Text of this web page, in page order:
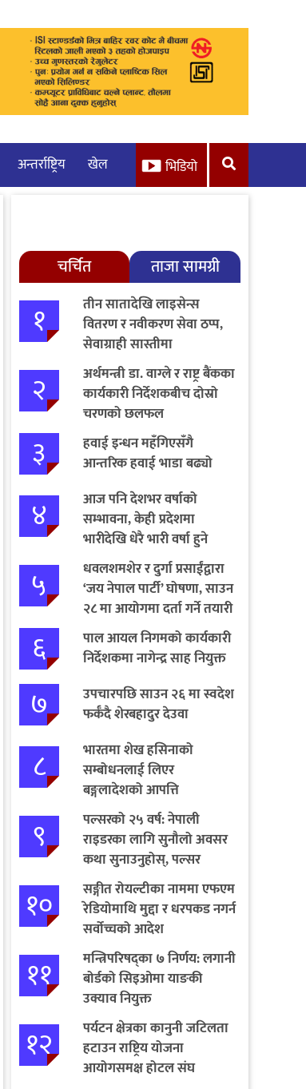
अन्तर्राष्ट्रिय खेल भिडियो
चर्चित ताजा सामग्री
१
तीन सातादेखि लाइसेन्स
वितरण र नवीकरण सेवा ठप्प,
सेवाग्राही सास्तीमा
२
अर्थमन्त्री डा. वाग्ले र राष्ट्र बैंकका
कार्यकारी निर्देशकबीच दोस्रो
चरणको छलफल
३
हवाई इन्धन महँगिएसँगै
आन्तरिक हवाई भाडा बढ्यो
४
आज पनि देशभर वर्षाको
सम्भावना, केही प्रदेशमा
भारीदेखि धेरै भारी वर्षा हुने
चेतावनी
५
धवलशमशेर र दुर्गा प्रसाईंद्वारा
‘जय नेपाल पार्टी’ घोषणा, साउन
२८ मा आयोगमा दर्ता गर्ने तयारी
६
पाल आयल निगमको कार्यकारी
निर्देशकमा नागेन्द्र साह नियुक्त
७
उपचारपछि साउन २६ मा स्वदेश
फर्कँदै शेरबहादुर देउवा
८
भारतमा शेख हसिनाको
सम्बोधनलाई लिएर
बङ्गलादेशको आपत्ति
९
पल्सरको २५ वर्ष: नेपाली
राइडरका लागि सुनौलो अवसर
कथा सुनाउनुहोस्, पल्सर
जित्नुहोस्
१०
सङ्गीत रोयल्टीका नाममा एफएम
रेडियोमाथि मुद्दा र धरपकड नगर्न
सर्वोच्चको आदेश
११
मन्त्रिपरिषद्का ७ निर्णय: लगानी
बोर्डको सिइओमा याङकी
उक्याव नियुक्त
१२
पर्यटन क्षेत्रका कानुनी जटिलता
हटाउन राष्ट्रिय योजना
आयोगसमक्ष होटल संघ